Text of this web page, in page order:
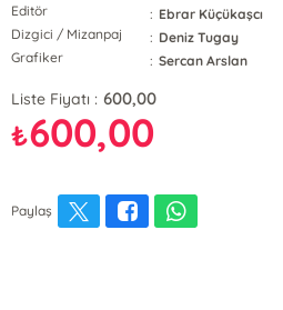
Editör
: Ebrar Küçükaşcı
Dizgici / Mizanpaj
: Deniz Tugay
Grafiker
: Sercan Arslan
Liste Fiyatı : 600,00
₺600,00
Paylaş